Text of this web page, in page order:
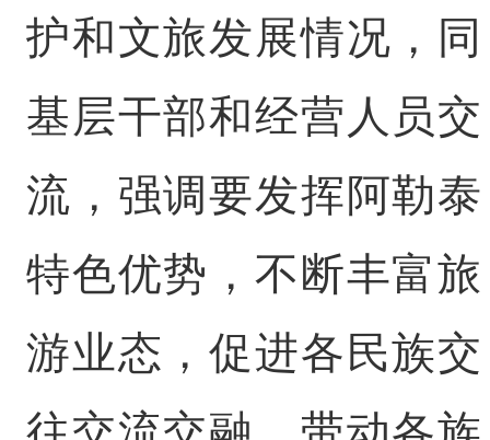
护和文旅发展情况，同
基层干部和经营人员交
流，强调要发挥阿勒泰
特色优势，不断丰富旅
游业态，促进各民族交